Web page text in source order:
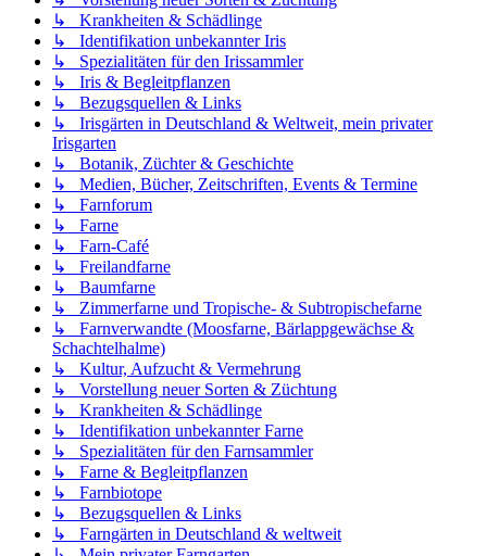
↳ Krankheiten & Schädlinge
↳ Identifikation unbekannter Iris
↳ Spezialitäten für den Irissammler
↳ Iris & Begleitpflanzen
↳ Bezugsquellen & Links
↳ Irisgärten in Deutschland & Weltweit, mein privater
Irisgarten
↳ Botanik, Züchter & Geschichte
↳ Medien, Bücher, Zeitschriften, Events & Termine
↳ Farnforum
↳ Farne
↳ Farn-Café
↳ Freilandfarne
↳ Baumfarne
↳ Zimmerfarne und Tropische- & Subtropischefarne
↳ Farnverwandte (Moosfarne, Bärlappgewächse &
Schachtelhalme)
↳ Kultur, Aufzucht & Vermehrung
↳ Vorstellung neuer Sorten & Züchtung
↳ Krankheiten & Schädlinge
↳ Identifikation unbekannter Farne
↳ Spezialitäten für den Farnsammler
↳ Farne & Begleitpflanzen
↳ Farnbiotope
↳ Bezugsquellen & Links
↳ Farngärten in Deutschland & weltweit